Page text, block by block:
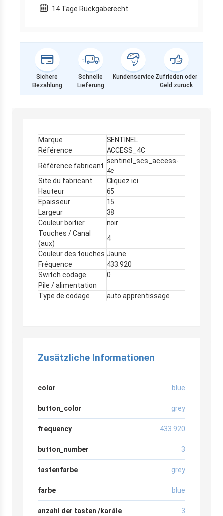
14 Tage Rückgaberecht
Sichere
Bezahlung
Schnelle
Lieferung
Kundenservice Zufrieden oder
Geld zurück
Marque
SENTINEL
Référence
ACCESS_4C
Référence fabricant
sentinel_scs_access-
4c
Site du fabricant
Cliquez ici
Hauteur
65
Epaisseur
15
Largeur
38
Couleur boitier
noir
Touches / Canal
(aux)
4
Couleur des touches Jaune
Fréquence
433.920
Switch codage
0
Pile / alimentation
Type de codage
auto apprentissage
Zusätzliche Informationen
color blue
button_color grey
frequency 433.920
button_number 3
tastenfarbe grey
farbe blue
anzahl der tasten /kanäle 3